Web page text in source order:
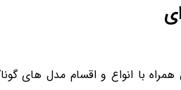
با انواع و اقسام مدل های